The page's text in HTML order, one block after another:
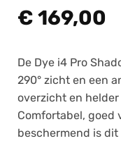
€ 169,00
De Dye i4 Pro
290° zicht en een
overzicht en
Comfortabel, goed
beschermend is dit